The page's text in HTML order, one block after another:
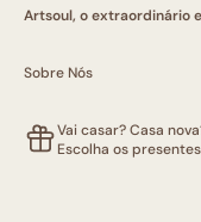
Artsoul, o extraordinário
Sobre Nós
Vai casar? Casa
Escolha os